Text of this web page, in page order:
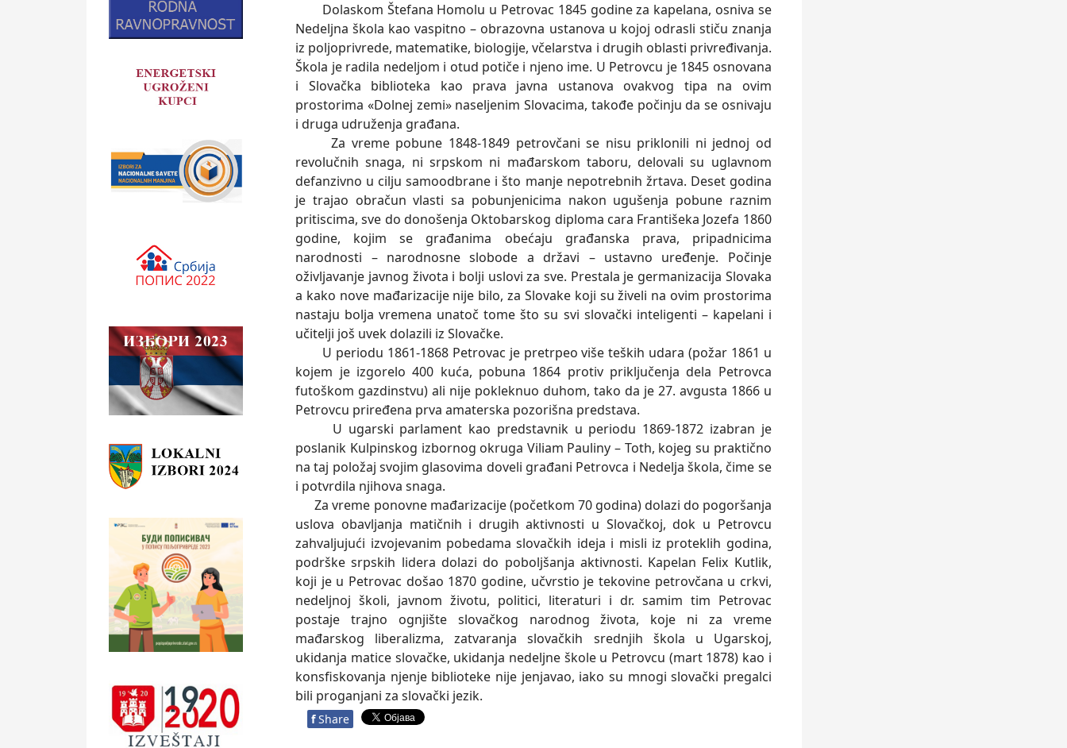
Dolaskom Štefana Homolu u Petrovac 1845 godine za kapelana, osniva se
Nedeljna škola kao vaspitno – obrazovna ustanova u kojoj odrasli stiču znanja
iz poljoprivrede, matematike, biologije, včelarstva i drugih oblasti privređivanja.
Škola je radila nedeljom i otud potiče i njeno ime. U Petrovcu je 1845 osnovana
i Slovačka biblioteka kao prava javna ustanova ovakvog tipa na ovim
prostorima «Dolnej zemi» naseljenim Slovacima, takođe počinju da se osnivaju
i druga udruženja građana.
Za vreme pobune 1848-1849 petrovčani se nisu priklonili ni jednoj od
revolučnih snaga, ni srpskom ni mađarskom taboru, delovali su uglavnom
defanzivno u cilju samoodbrane i što manje nepotrebnih žrtava. Deset godina
je trajao obračun vlasti sa pobunjenicima nakon ugušenja pobune raznim
pritiscima, sve do donošenja Oktobarskog diploma cara Františeka Jozefa 1860
godine, kojim se građanima obećaju građanska prava, pripadnicima
narodnosti – narodnosne slobode a državi – ustavno uređenje. Počinje
oživljavanje javnog života i bolji uslovi za sve. Prestala je germanizacija Slovaka
a kako nove mađarizacije nije bilo, za Slovake koji su živeli na ovim prostorima
nastaju bolja vremena unatoč tome što su svi slovački inteligenti – kapelani i
učitelji još uvek dolazili iz Slovačke.
U periodu 1861-1868 Petrovac je pretrpeo više teških udara (požar 1861 u
kojem je izgorelo 400 kuća, pobuna 1864 protiv priključenja dela Petrovca
futoškom gazdinstvu) ali nije pokleknuo duhom, tako da je 27. avgusta 1866 u
Petrovcu priređena prva amaterska pozorišna predstava.
U ugarski parlament kao predstavnik u periodu 1869-1872 izabran je
poslanik Kulpinskog izbornog okruga Viliam Pauliny – Toth, kojeg su praktično
na taj položaj svojim glasovima doveli građani Petrovca i Nedelja škola, čime se
i potvrdila njihova snaga.
Za vreme ponovne mađarizacije (početkom 70 godina) dolazi do pogoršanja
uslova obavljanja matičnih i drugih aktivnosti u Slovačkoj, dok u Petrovcu
zahvaljujući izvojevanim pobedama slovačkih ideja i misli iz proteklih godina,
podrške srpskih lidera dolazi do poboljšanja aktivnosti. Kapelan Felix Kutlik,
koji je u Petrovac došao 1870 godine, učvrstio je tekovine petrovčana u crkvi,
nedeljnoj školi, javnom životu, politici, literaturi i dr. samim tim Petrovac
postaje trajno ognjište slovačkog narodnog života, koje ni za vreme
mađarskog liberalizma, zatvaranja slovačkih srednjih škola u Ugarskoj,
ukidanja matice slovačke, ukidanja nedeljne škole u Petrovcu (mart 1878) kao i
konsfiskovanja njenje biblioteke nije jenjavao, iako su mnogi slovački pregalci
bili proganjani za slovački jezik.
f Share